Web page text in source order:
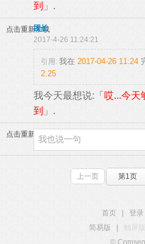
到 」.
点击重新加载
团长
2017-4-26 11:24:21
引用: 我在 2017-04-26 11:24
2.25
我今天最想说:「 哎...今天
到 」.
点击重新加载
上一页 第1页
首页 登录
简易版
触屏版
©